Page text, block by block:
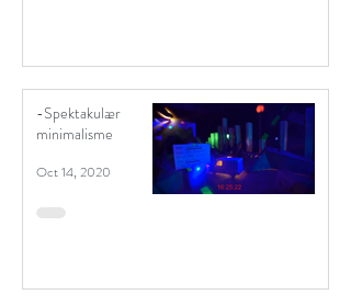
-Spektakulær
minimalisme
Oct 14, 2020